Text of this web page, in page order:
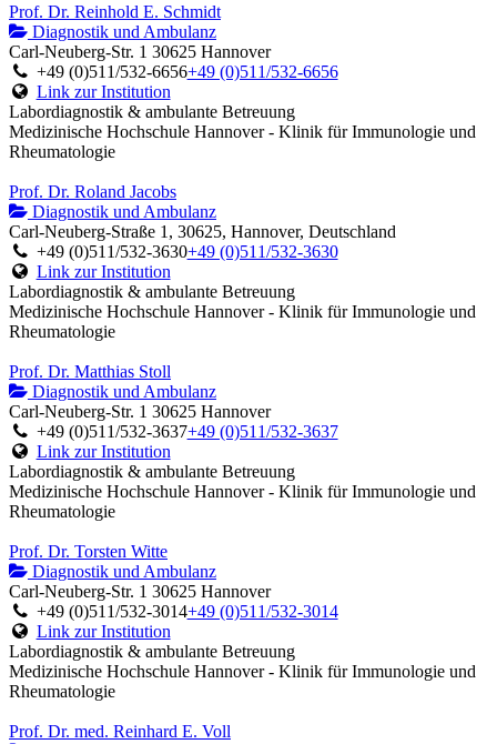
Prof. Dr. Reinhold E. Schmidt
Diagnostik und Ambulanz
Carl-Neuberg-Str. 1 30625 Hannover
+49 (0)511/532-6656+49 (0)511/532-6656
Link zur Institution
Labordiagnostik & ambulante Betreuung
Medizinische Hochschule Hannover - Klinik für Immunologie und
Rheumatologie
Prof. Dr. Roland Jacobs
Diagnostik und Ambulanz
Carl-Neuberg-Straße 1, 30625, Hannover, Deutschland
+49 (0)511/532-3630+49 (0)511/532-3630
Link zur Institution
Labordiagnostik & ambulante Betreuung
Medizinische Hochschule Hannover - Klinik für Immunologie und
Rheumatologie
Prof. Dr. Matthias Stoll
Diagnostik und Ambulanz
Carl-Neuberg-Str. 1 30625 Hannover
+49 (0)511/532-3637+49 (0)511/532-3637
Link zur Institution
Labordiagnostik & ambulante Betreuung
Medizinische Hochschule Hannover - Klinik für Immunologie und
Rheumatologie
Prof. Dr. Torsten Witte
Diagnostik und Ambulanz
Carl-Neuberg-Str. 1 30625 Hannover
+49 (0)511/532-3014+49 (0)511/532-3014
Link zur Institution
Labordiagnostik & ambulante Betreuung
Medizinische Hochschule Hannover - Klinik für Immunologie und
Rheumatologie
Prof. Dr. med. Reinhard E. Voll